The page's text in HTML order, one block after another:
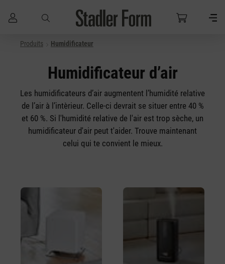
Passer au contenu principal
Produits Humidificateur
Humidificateur d’air
Les humidificateurs d’air augmentent l’humidité relative
de l’air à l’intèrieur. Celle-ci devrait se situer entre 40 %
et 60 %. Si l'humidité relative de l'air est trop sèche, un
humidificateur d'air peut t'aider. Trouve maintenant
celui qui te convient le mieux.